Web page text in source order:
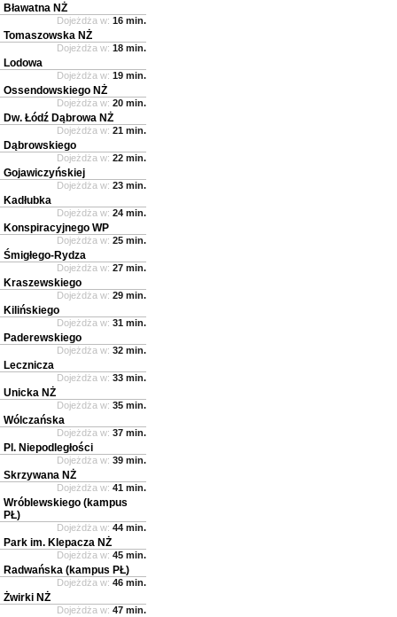
Bławatna NŻ
Dojeżdża w: 16 min.
Tomaszowska NŻ
Dojeżdża w: 18 min.
Lodowa
Dojeżdża w: 19 min.
Ossendowskiego NŻ
Dojeżdża w: 20 min.
Dw. Łódź Dąbrowa NŻ
Dojeżdża w: 21 min.
Dąbrowskiego
Dojeżdża w: 22 min.
Gojawiczyńskiej
Dojeżdża w: 23 min.
Kadłubka
Dojeżdża w: 24 min.
Konspiracyjnego WP
Dojeżdża w: 25 min.
Śmigłego-Rydza
Dojeżdża w: 27 min.
Kraszewskiego
Dojeżdża w: 29 min.
Kilińskiego
Dojeżdża w: 31 min.
Paderewskiego
Dojeżdża w: 32 min.
Lecznicza
Dojeżdża w: 33 min.
Unicka NŻ
Dojeżdża w: 35 min.
Wólczańska
Dojeżdża w: 37 min.
Pl. Niepodległości
Dojeżdża w: 39 min.
Skrzywana NŻ
Dojeżdża w: 41 min.
Wróblewskiego (kampus
PŁ)
Dojeżdża w: 44 min.
Park im. Klepacza NŻ
Dojeżdża w: 45 min.
Radwańska (kampus PŁ)
Dojeżdża w: 46 min.
Żwirki NŻ
Dojeżdża w: 47 min.